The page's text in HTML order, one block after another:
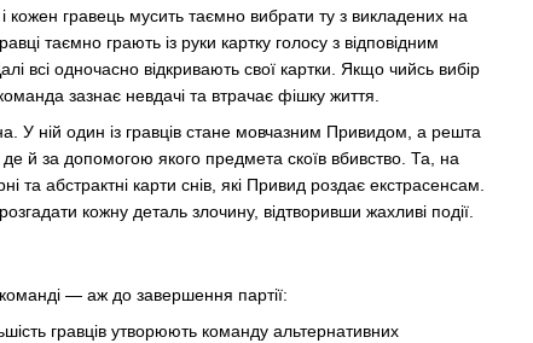
кожен гравець мусить таємно вибрати ту з викладених на
таємно грають із руки картку голосу з відповідним
всі одночасно відкривають свої картки. Якщо чийсь вибір
зазнає невдачі та втрачає фішку життя.
У ній один із гравців стане мовчазним Привидом, а решта
й за допомогою якого предмета скоїв вбивство. Та, на
абстрактні карти снів, які Привид роздає екстрасенсам.
кожну деталь злочину, відтворивши жахливі події.
— аж до завершення партії:
гравців утворюють команду альтернативних